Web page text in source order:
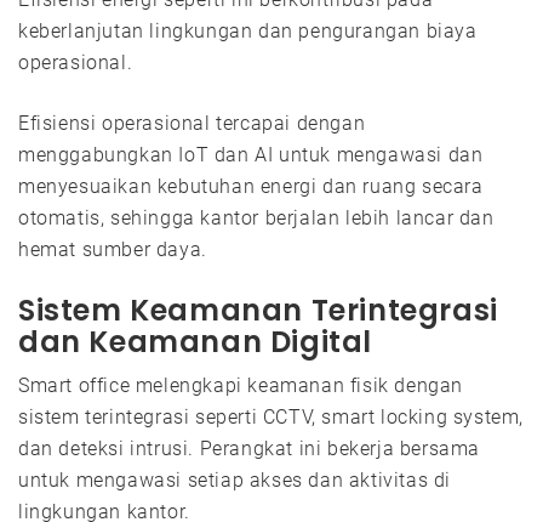
keberlanjutan lingkungan dan pengurangan biaya
operasional.
Efisiensi operasional tercapai dengan
menggabungkan IoT dan AI untuk mengawasi dan
menyesuaikan kebutuhan energi dan ruang secara
otomatis, sehingga kantor berjalan lebih lancar dan
hemat sumber daya.
Sistem Keamanan Terintegrasi
dan Keamanan Digital
Smart office melengkapi keamanan fisik dengan
sistem terintegrasi seperti CCTV, smart locking system,
dan deteksi intrusi. Perangkat ini bekerja bersama
untuk mengawasi setiap akses dan aktivitas di
lingkungan kantor.